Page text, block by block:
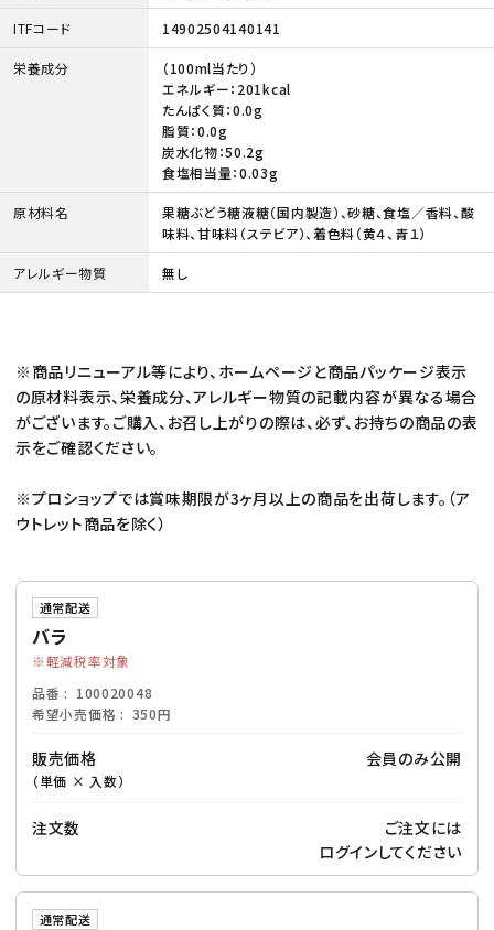
ITFコード 14902504140141
栄養成分
（100ml当たり）
エネルギー：201kcal
たんぱく質：0.0g
脂質：0.0g
炭水化物：50.2g
食塩相当量：0.03g
原材料名
果糖ぶどう糖液糖（国内製造）、砂糖、食塩／香料、酸
味料、甘味料（ステビア）、着色料（黄４、青１）
アレルギー物質 無し
※商品リニューアル等により、ホームページと商品パッケージ表示
の原材料表示、栄養成分、アレルギー物質の記載内容が異なる場合
がございます。ご購入、お召し上がりの際は、必ず、お持ちの商品の表
示をご確認ください。
※プロショップでは賞味期限が3ヶ月以上の商品を出荷します。（ア
ウトレット商品を除く）
通常配送
バラ
軽減税率対象
品番
100020048
希望小売価格
350円
販売価格
（単価 × 入数）
会員のみ公開
注文数
ご注文には
ログインしてください
通常配送